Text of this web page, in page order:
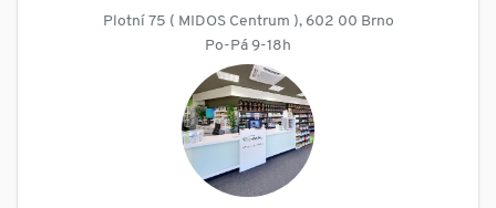
Plotní 75 ( MIDOS Centrum ), 602 00 Brno
Po-Pá 9-18h